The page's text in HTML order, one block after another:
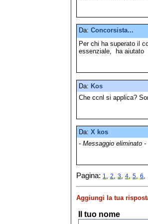
Da: Concorsista...
Per chi ha superato il
essenziale, ha aiutato
Da: Kos
Che ccnl si applica?
Da: X kos
- Messaggio eliminato -
Pagina: 1, 2, 3, 4, 5, 6,
Aggiungi la tua
Il tuo nome